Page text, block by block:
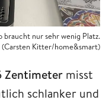
nur sehr wenig Platz.
(Carsten Kitter/home&smart)
Zentimeter misst
schlanker und